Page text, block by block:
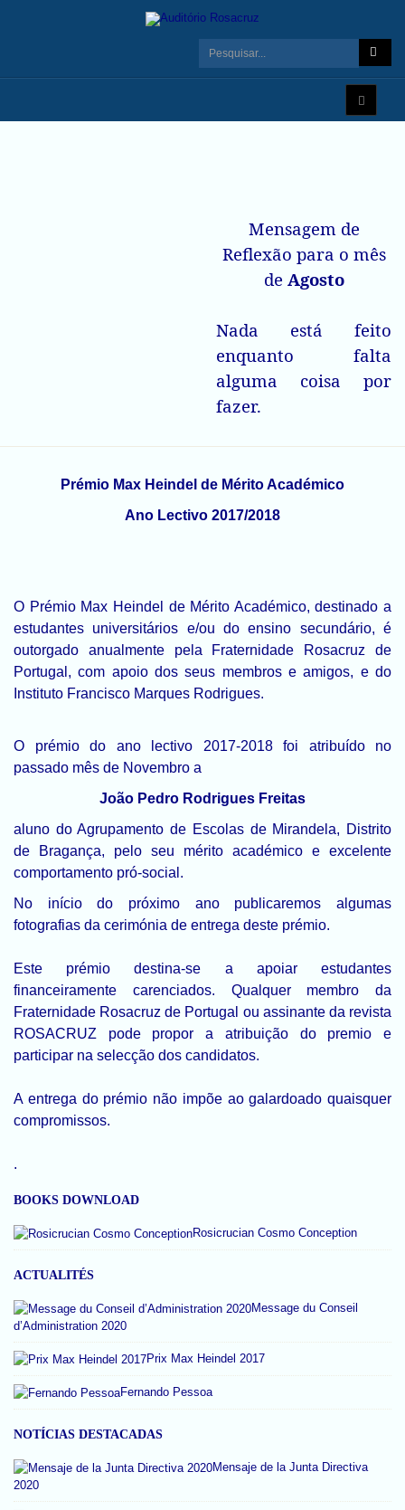
Mensagem de
Reflexão para o mês
de Agosto
Nada está feito
enquanto falta
alguma coisa por
fazer.
Prémio Max Heindel de Mérito Académico
Ano Lectivo 2017/2018
O Prémio Max Heindel de Mérito Académico, destinado a
estudantes universitários e/ou do ensino secundário, é
outorgado anualmente pela Fraternidade Rosacruz de
Portugal, com apoio dos seus membros e amigos, e do
Instituto Francisco Marques Rodrigues.
O prémio do ano lectivo 2017-2018 foi atribuído no
passado mês de Novembro a
João Pedro Rodrigues Freitas
aluno do Agrupamento de Escolas de Mirandela, Distrito
de Bragança, pelo seu mérito académico e excelente
comportamento pró-social.
No início do próximo ano publicaremos algumas
fotografias da cerimónia de entrega deste prémio.
Este prémio destina-se a apoiar estudantes
financeiramente carenciados. Qualquer membro da
Fraternidade Rosacruz de Portugal ou assinante da revista
ROSACRUZ pode propor a atribuição do premio e
participar na selecção dos candidatos.
A entrega do prémio não impõe ao galardoado quaisquer
compromissos.
.
BOOKS DOWNLOAD
Rosicrucian Cosmo Conception
ACTUALITÉS
Message du Conseil
d’Administration 2020
Prix Max Heindel 2017
Fernando Pessoa
NOTÍCIAS DESTACADAS
Mensaje de la Junta Directiva
2020